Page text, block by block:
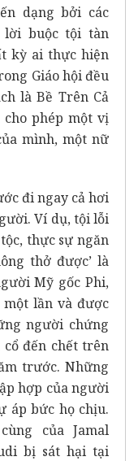
dạng bởi các
lời buộc tội tàn
kỳ ai thực hiện
Giáo hội đều
là Bề Trên Cả
cho phép một vị
mình, một nữ
đi ngay cả hơi
Ví dụ, tội lỗi
thực sự ngăn
thở được’ là
Mỹ gốc Phi,
lần và được
người chứng
đến chết trên
trước. Những
hợp của người
áp bức họ chịu.
của Jamal
bị sát hại tại